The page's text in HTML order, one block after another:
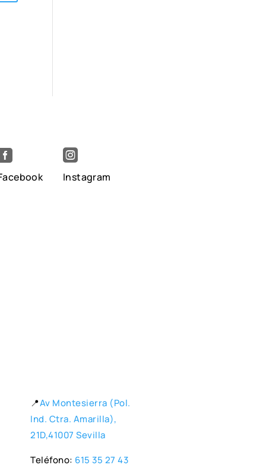

Instagram
📍Av Montesierra (Pol.
Ind. Ctra. Amarilla),
21D,41007 Sevilla
Teléfono: 615 35 27 43